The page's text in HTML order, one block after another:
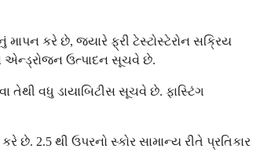
માપન કરે છે, જ્યારે ફ્રી ટેસ્ટોસ્ટેરોન સક્રિય
એન્ડ્રોજન ઉત્પાદન સૂચવે છે.
તેથી વધુ ડાયાબિટીસ સૂચવે છે. ફાસ્ટિંગ
છે. 2.5 થી ઉપરનો સ્કોર સામાન્ય રીતે પ્રતિકાર